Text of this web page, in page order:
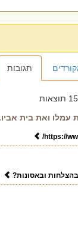
תגובות
15 תוצאות
ואת בית אביו.
ובאסונות?